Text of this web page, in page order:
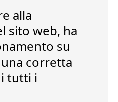
alla
sito web, ha
su
corretta
tutti i